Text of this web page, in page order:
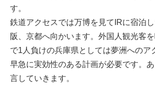
す。
鉄道アクセスでは万博を見てIRに宿泊
阪、京都へ向かいます。外国人観光客
で1人負けの兵庫県としては夢洲へのア
早急に実効性のある計画が必要です。
言していきます。